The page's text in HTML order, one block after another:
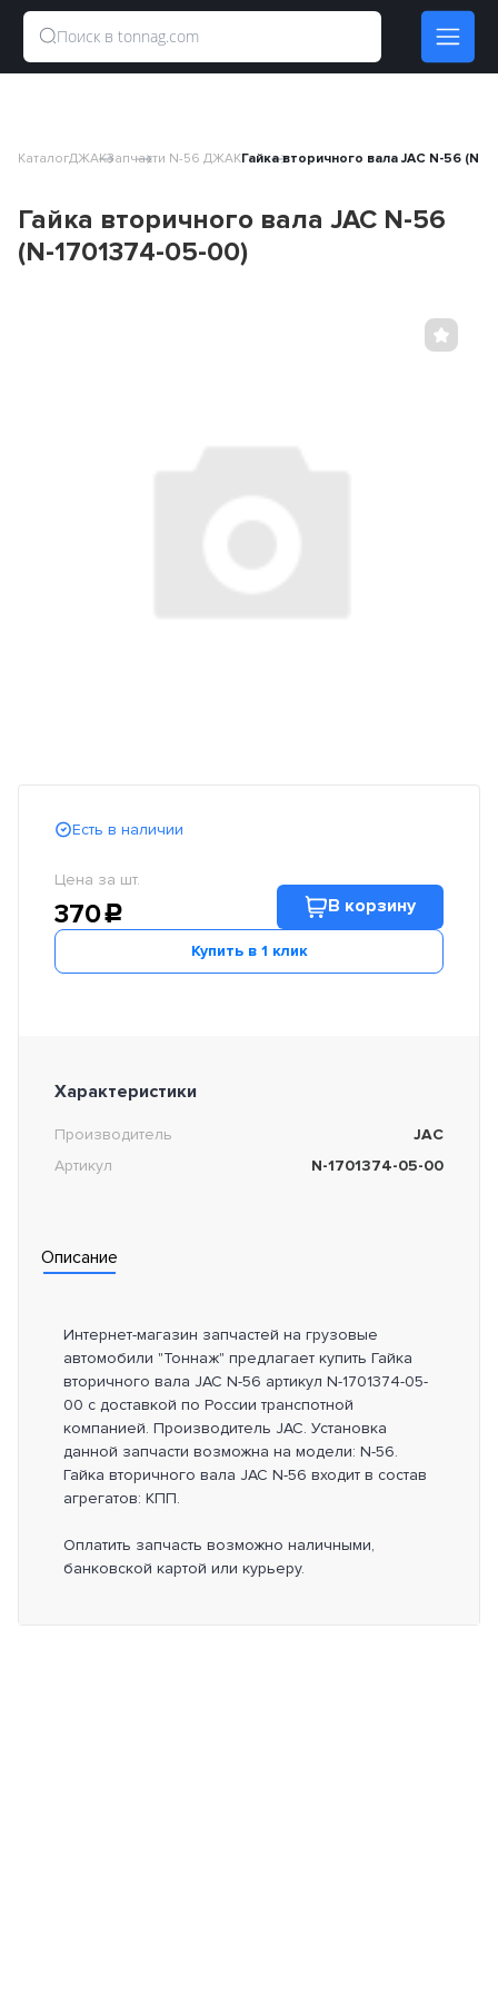
КаталогДЖАКЗапчасти N-56 ДЖАКГайка вторичного вала JAC N-56 (N-
Гайка вторичного вала JAC N-56
(N-1701374-05-00)
Есть в наличии
Цена за шт.
370c В корзину
Купить в 1 клик
Характеристики
Производитель
JAC
Артикул
N-1701374-05-00
Описание
Интернет-магазин запчастей на грузовые
автомобили "Тоннаж" предлагает купить Гайка
вторичного вала JAC N-56 артикул N-1701374-05-
00 с доставкой по России транспотной
компанией. Производитель JAC. Установка
данной запчасти возможна на модели: N-56.
Гайка вторичного вала JAC N-56 входит в состав
агрегатов: КПП.
Оплатить запчасть возможно наличными,
банковской картой или курьеру.